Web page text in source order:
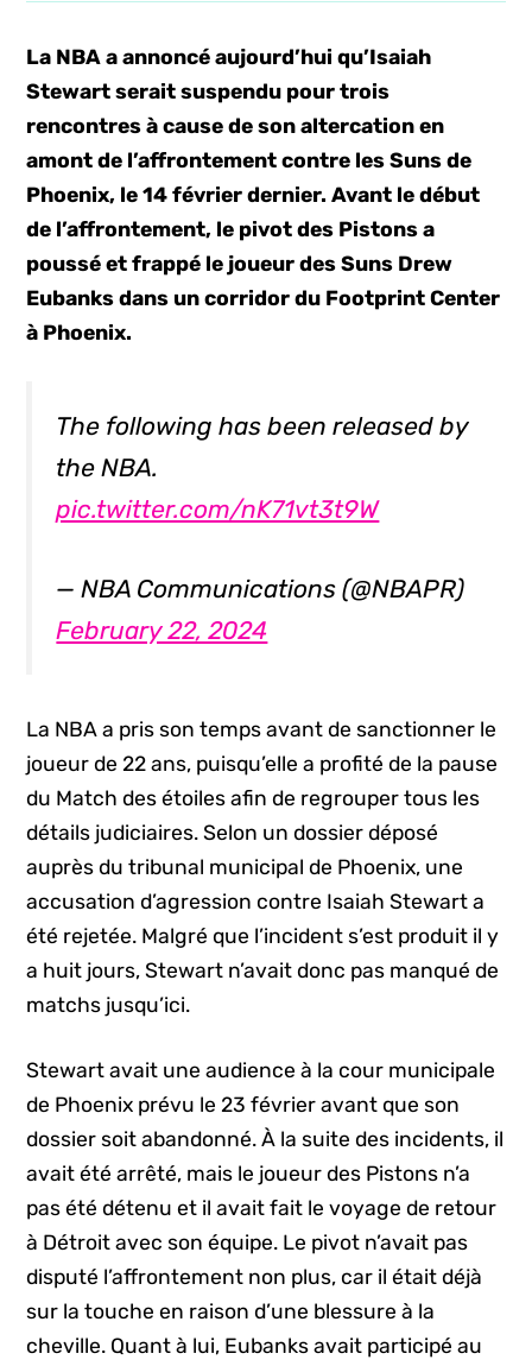
La NBA a annoncé aujourd’hui qu’Isaiah
Stewart serait suspendu pour trois
rencontres à cause de son altercation en
amont de l’affrontement contre les Suns de
Phoenix, le 14 février dernier. Avant le début
de l’affrontement, le pivot des Pistons a
poussé et frappé le joueur des Suns Drew
Eubanks dans un corridor du Footprint Center
à Phoenix.
The following has been released by
the NBA.
pic.twitter.com/nK71vt3t9W
— NBA Communications (@NBAPR)
February 22, 2024
La NBA a pris son temps avant de sanctionner le
joueur de 22 ans, puisqu’elle a profité de la pause
du Match des étoiles afin de regrouper tous les
détails judiciaires. Selon un dossier déposé
auprès du tribunal municipal de Phoenix, une
accusation d’agression contre Isaiah Stewart a
été rejetée. Malgré que l’incident s’est produit il y
a huit jours, Stewart n’avait donc pas manqué de
matchs jusqu’ici.
Stewart avait une audience à la cour municipale
de Phoenix prévu le 23 février avant que son
dossier soit abandonné. À la suite des incidents, il
avait été arrêté, mais le joueur des Pistons n’a
pas été détenu et il avait fait le voyage de retour
à Détroit avec son équipe. Le pivot n’avait pas
disputé l’affrontement non plus, car il était déjà
sur la touche en raison d’une blessure à la
cheville. Quant à lui, Eubanks avait participé au